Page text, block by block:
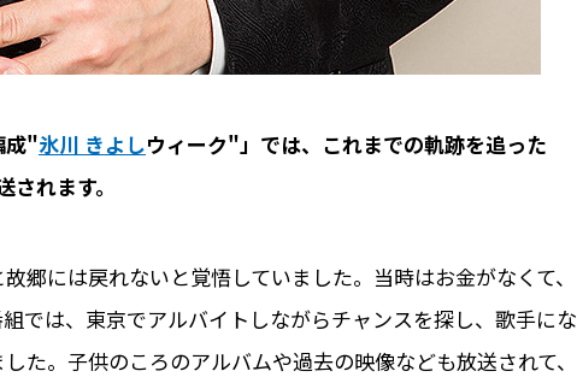
成"氷川 きよしウィーク"」では、これまでの軌跡を追った
されます。
郷には戻れないと覚悟していました。当時はお金がなくて、
では、東京でアルバイトしながらチャンスを探し、歌手にな
た。子供のころのアルバムや過去の映像なども放送されて、